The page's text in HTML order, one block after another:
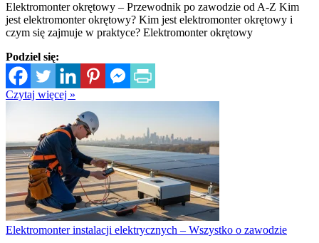
Elektromonter okrętowy – Przewodnik po zawodzie od A-Z Kim
jest elektromonter okrętowy? Kim jest elektromonter okrętowy i
czym się zajmuje w praktyce? Elektromonter okrętowy
Podziel się:
Czytaj więcej »
Elektromonter instalacji elektrycznych – Wszystko o zawodzie